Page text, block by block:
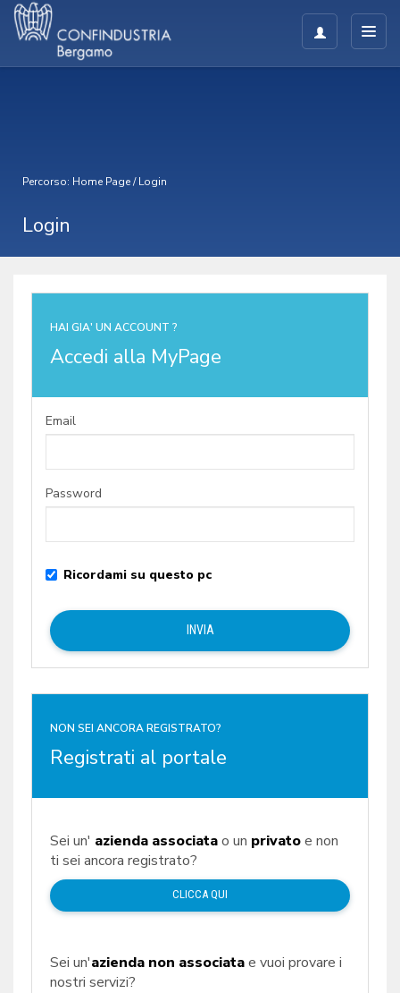
Percorso: Home Page/Login
Login
NON SEI ANCORA REGISTRATO?
Registrati al portale
Sei un' azienda associatao un privatoe non
ti sei ancora registrato?
CLICCA QUI
Sei un'azienda non associatae vuoi provare i
nostri servizi?
HAI GIA' UN ACCOUNT ?
Accedi alla MyPage
Email
Password
Ricordami su questo pc